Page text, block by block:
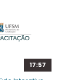
17:57